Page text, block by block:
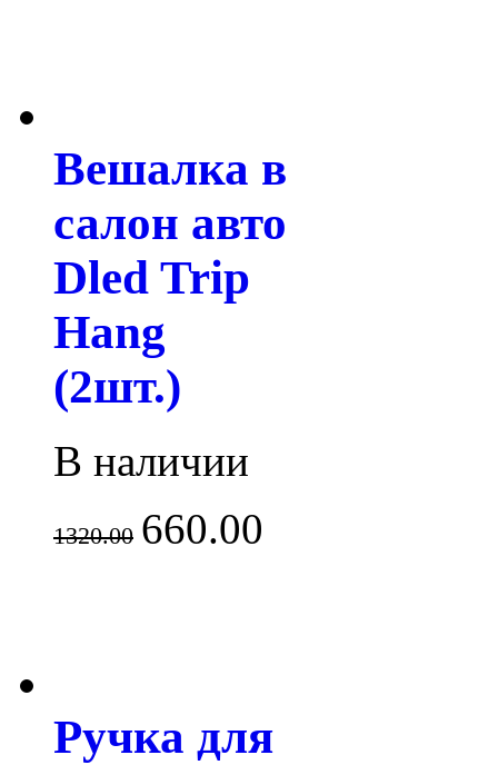
Вешалка в
салон авто
Dled Trip
Hang
(2шт.)
В наличии
1320.00 660.00
Ручка для